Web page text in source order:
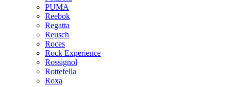
PUMA
Reebok
Regatta
Reusch
Roces
Rock Experience
Rossignol
Rottefella
Roxa